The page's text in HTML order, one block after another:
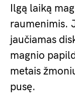
Ilgą laiką
raumenimis.
jaučiamas
magnio
metais
pusę.